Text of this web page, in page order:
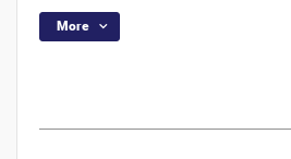
More